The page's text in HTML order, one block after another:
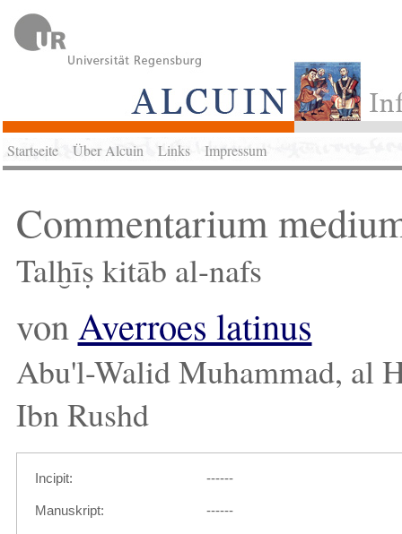
Startseite Über Alcuin Links Impressum
Commentarium
Talḫīṣ kitāb al-nafs
vonAverroes latinus
Abu'l-Walid Muhammad, al
Ibn Rushd
Incipit: ------
Manuskript: ------